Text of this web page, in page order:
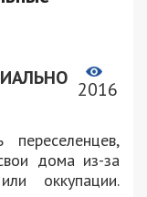
2016
дома из-за
оккупации.